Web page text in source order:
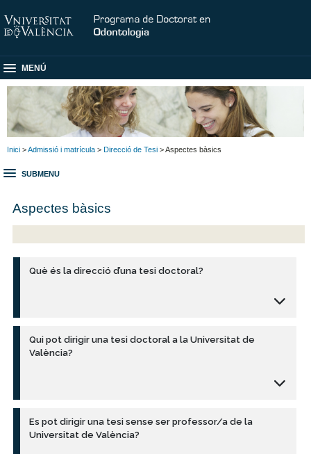
MENÚ
Inici >Admissió i matrícula > Direcció de Tesi > Aspectes bàsics
SUBMENU
Aspectes bàsics
Què és la direcció d’una tesi doctoral?
Qui pot dirigir una tesi doctoral a la Universitat de
València?
Es pot dirigir una tesi sense ser professor/a de la
Universitat de València?